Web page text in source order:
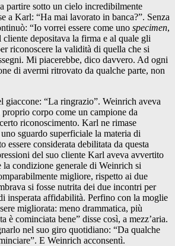
partire sotto un cielo incredibilmente
a Karl: “Ha mai lavorato in banca?”. Senza
“Io vorrei essere come uno specimen,
depositava la firma e al quale gli
riconoscere la validità di quella che si
Mi piacerebbe, dico davvero. Ad ogni
di avermi ritrovato da qualche parte, non
giaccone: “La ringrazio”. Weinrich aveva
proprio corpo come un campione da
riconoscimento. Karl ne rimase
sguardo superficiale la materia di
essere considerata debilitata da questa
del suo cliente Karl aveva avvertito
la condizione generale di Weinrich si
migliore, rispetto ai due
si fosse nutrita dei due incontri per
insperata affidabilità. Perfino con la moglie
migliorata: meno drammatica, più
è cominciata bene” disse così, a mezz’aria.
nel suo giro quotidiano: “Da qualche
E Weinrich acconsentì.